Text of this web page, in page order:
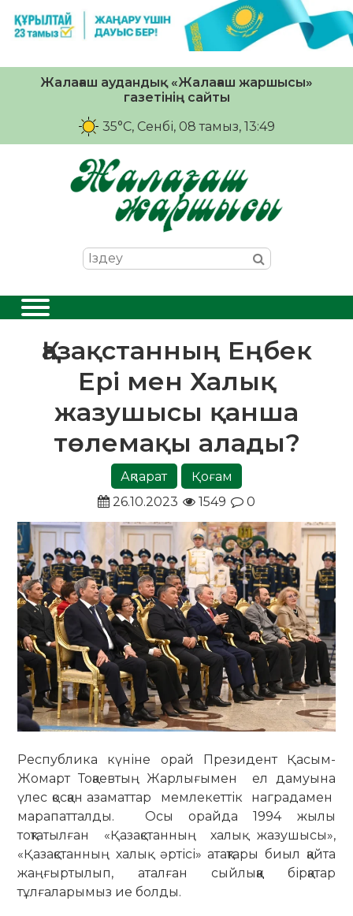
Жалағаш аудандық «Жалағаш жаршысы»
газетінің сайты
35°C, Сенбі, 08 тамыз, 13:49
Қазақстанның Еңбек
Ері мен Халық
жазушысы қанша
төлемақы алады?
Ақпарат
Қоғам
26.10.2023
1549 0
Республика күніне орай Президент Қасым-
Жомарт Тоқаевтың Жарлығымен ел дамуына
үлес қосқан азаматтар мемлекеттік наградамен
марапатталды. Осы орайда 1994 жылы
тоқтатылған «Қазақстанның халық жазушысы»,
«Қазақстанның халық әртісі» атақтары биыл қайта
жаңғыртылып, аталған сыйлыққа бірқатар
тұлғаларымыз ие болды.